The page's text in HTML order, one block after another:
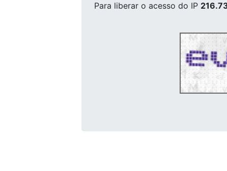
Para liberar o acesso do IP